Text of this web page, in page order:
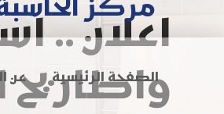
مركز
الصفحة الرئيسية عن
اعلان ..
واطاريح